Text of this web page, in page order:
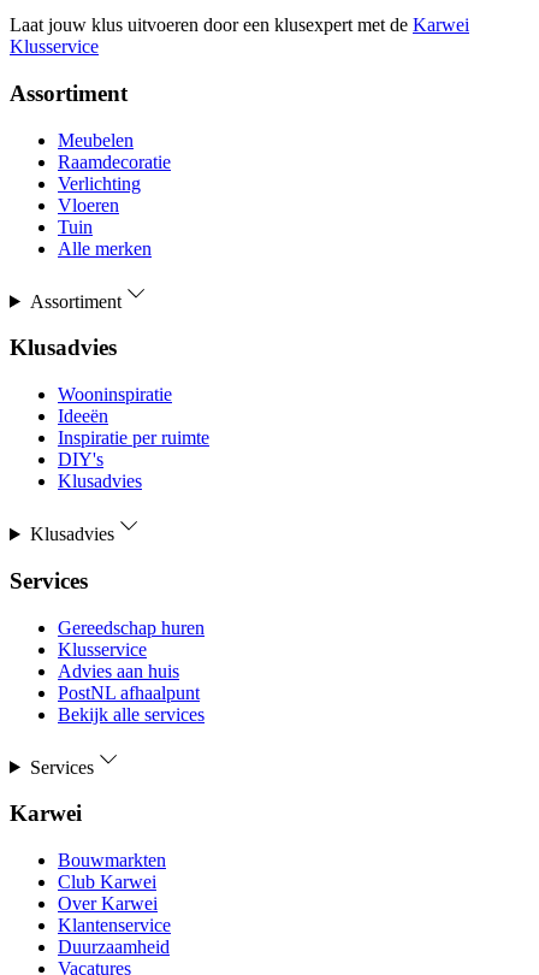
Laat jouw klus uitvoeren door een klusexpert met de Karwei
Klusservice
Assortiment
Meubelen
Raamdecoratie
Verlichting
Vloeren
Tuin
Alle merken
Assortiment
Klusadvies
Wooninspiratie
Ideeën
Inspiratie per ruimte
DIY's
Klusadvies
Klusadvies
Services
Gereedschap huren
Klusservice
Advies aan huis
PostNL afhaalpunt
Bekijk alle services
Services
Karwei
Bouwmarkten
Club Karwei
Over Karwei
Klantenservice
Duurzaamheid
Vacatures